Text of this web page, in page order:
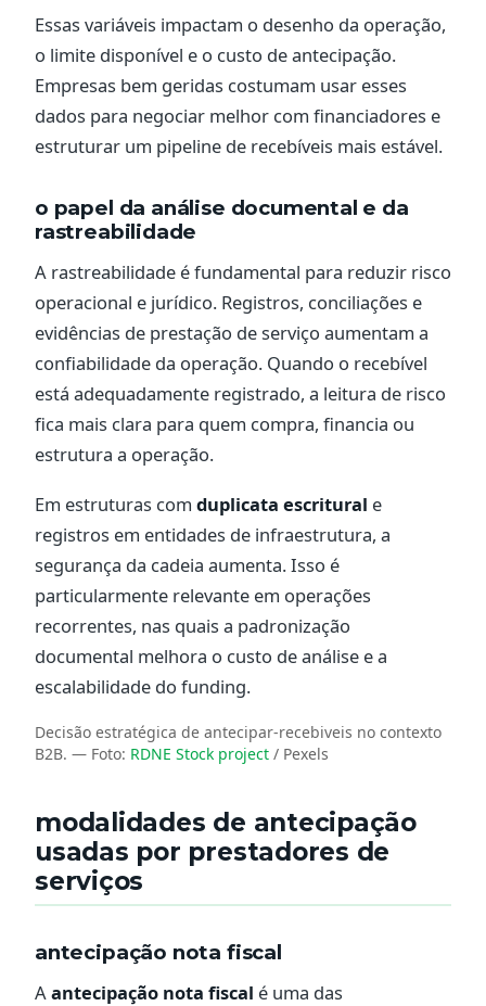
Essas variáveis impactam o desenho da operação,
o limite disponível e o custo de antecipação.
Empresas bem geridas costumam usar esses
dados para negociar melhor com financiadores e
estruturar um pipeline de recebíveis mais estável.
o papel da análise documental e da
rastreabilidade
A rastreabilidade é fundamental para reduzir risco
operacional e jurídico. Registros, conciliações e
evidências de prestação de serviço aumentam a
confiabilidade da operação. Quando o recebível
está adequadamente registrado, a leitura de risco
fica mais clara para quem compra, financia ou
estrutura a operação.
Em estruturas com duplicata escritural e
registros em entidades de infraestrutura, a
segurança da cadeia aumenta. Isso é
particularmente relevante em operações
recorrentes, nas quais a padronização
documental melhora o custo de análise e a
escalabilidade do funding.
Decisão estratégica de antecipar-recebiveis no contexto
B2B. — Foto: RDNE Stock project / Pexels
modalidades de antecipação
usadas por prestadores de
serviços
antecipação nota fiscal
Aantecipação nota fiscal é uma das